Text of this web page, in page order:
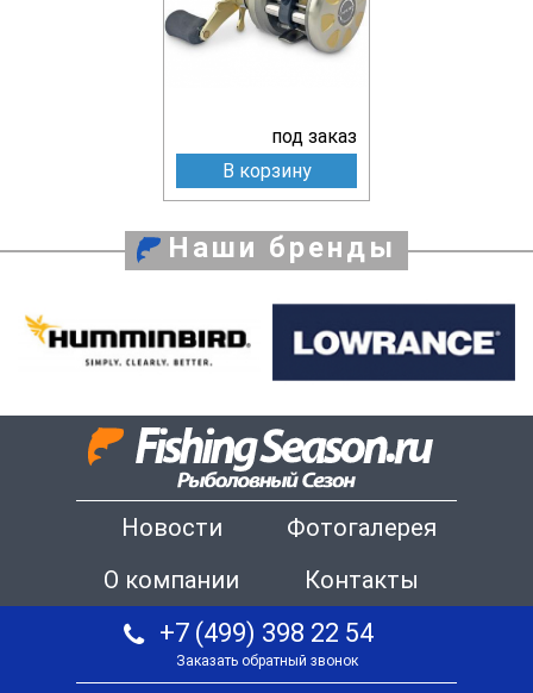
под заказ
В корзину
Наши бренды
Новости
Фотогалерея
О компании
Контакты
+7 (499) 398 22 54
Заказать обратный звонок